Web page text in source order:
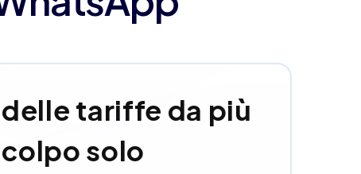
tariffe da più
solo